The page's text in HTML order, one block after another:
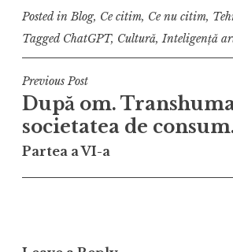
Posted inBlog, Ce citim, Ce nu citim,
Tagged ChatGPT, Cultură,Inteligență
Previous Post
După om.
societatea de
Partea a VI-a